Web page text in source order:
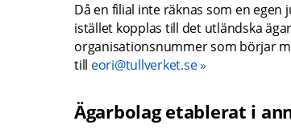
Då en filial inte räknas som en egen
istället kopplas till det utländska
organisationsnummer som börjar
till eori@tullverket.se
Ägarbolag etablerat i